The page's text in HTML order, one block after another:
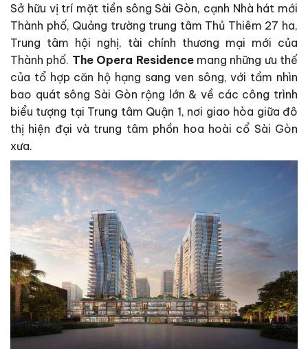
Sở hữu vị trí mặt tiền sông Sài Gòn, cạnh Nhà hát mới
Thành phố, Quảng trường trung tâm Thủ Thiêm 27 ha,
Trung tâm hội nghị, tài chính thương mại mới của
Thành phố. The Opera Residencemang những ưu thế
của tổ hợp căn hộ hạng sang ven sông, với tầm nhìn
bao quát sông Sài Gòn rộng lớn & về các công trình
biểu tượng tại Trung tâm Quận 1, nơi giao hòa giữa đô
thị hiện đại và trung tâm phồn hoa hoài cổ Sài Gòn
xưa.